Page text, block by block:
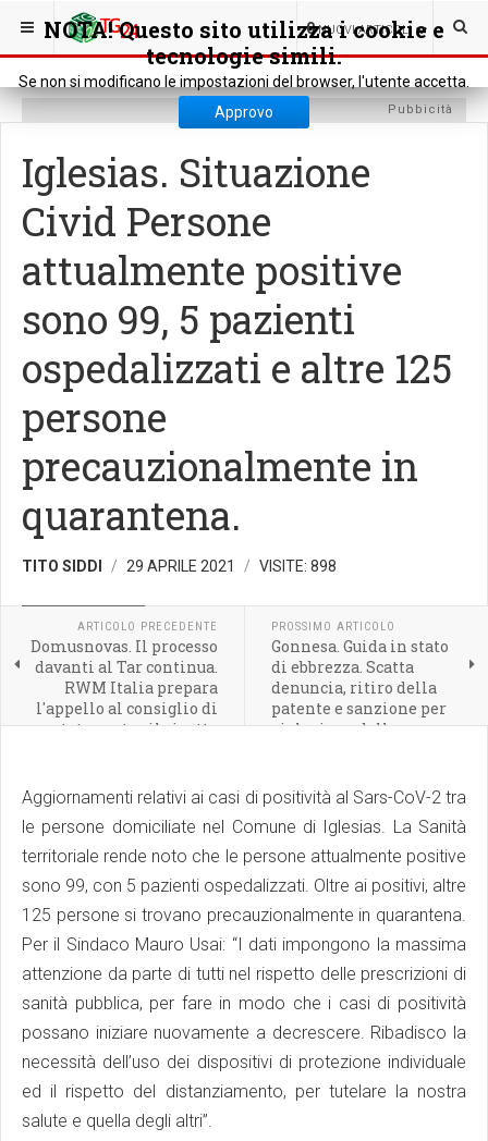
NOTA! Questo sito utilizza i cookie e
tecnologie simili.
Se non si modificano le impostazioni del browser, l'utente accetta.
Approvo
0 NUOVI ARTICOLI
SEI QUI: CRONACA CRONACA LOCALE
Pubbicità
Iglesias. Situazione
Civid Persone
attualmente positive
sono 99, 5 pazienti
ospedalizzati e altre 125
persone
precauzionalmente in
quarantena.
TITO SIDDI 29 APRILE 2021 VISITE: 898
ARTICOLO PRECEDENTE
Domusnovas. Il processo
davanti al Tar continua.
RWM Italia prepara
l'appello al consiglio di
stato contro il rigetto
PROSSIMO ARTICOLO
Gonnesa. Guida in stato
di ebbrezza. Scatta
denuncia, ritiro della
patente e sanzione per
violazione delle norme
Aggiornamenti relativi ai casi di positività al Sars-CoV-2 tra
le persone domiciliate nel Comune di Iglesias. La Sanità
territoriale rende noto che le persone attualmente positive
sono 99, con 5 pazienti ospedalizzati. Oltre ai positivi, altre
125 persone si trovano precauzionalmente in quarantena.
Per il Sindaco Mauro Usai: “I dati impongono la massima
attenzione da parte di tutti nel rispetto delle prescrizioni di
sanità pubblica, per fare in modo che i casi di positività
possano iniziare nuovamente a decrescere. Ribadisco la
necessità dell’uso dei dispositivi di protezione individuale
ed il rispetto del distanziamento, per tutelare la nostra
salute e quella degli altri”.